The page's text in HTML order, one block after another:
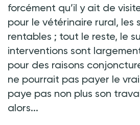
forcément qu’il y ait de
pour le vétérinaire rural, les
rentables ; tout le reste, le
interventions sont
pour des raisons
ne pourrait pas payer le
paye pas non plus son
alors...